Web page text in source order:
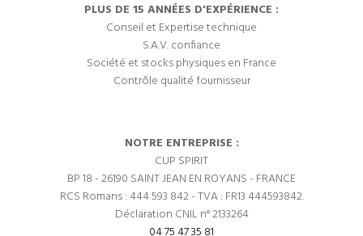
PLUS DE 15 ANNÉES D'EXPÉRIENCE :
Conseil et Expertise technique
S.A.V. confiance
Société et stocks physiques en France
Contrôle qualité fournisseur
NOTRE ENTREPRISE :
CUP SPIRIT
BP 18 - 26190 SAINT JEAN EN ROYANS - FRANCE
RCS Romans : 444 593 842 - TVA : FR13 444593842.
Déclaration CNIL n° 2133264